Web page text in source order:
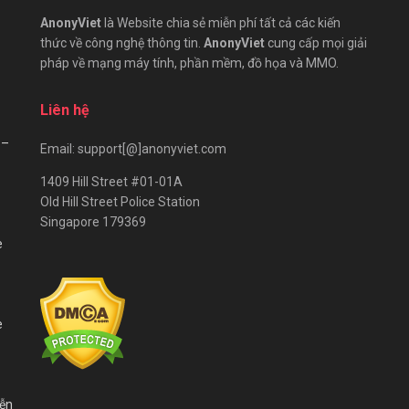
AnonyViet là Website chia sẻ miễn phí tất cả các kiến
thức về công nghệ thông tin. AnonyViet cung cấp mọi giải
pháp về mạng máy tính, phần mềm, đồ họa và MMO.
Liên hệ
Email: support[@]anonyviet.com
1409 Hill Street #01-01A
Old Hill Street Police Station
Singapore 179369